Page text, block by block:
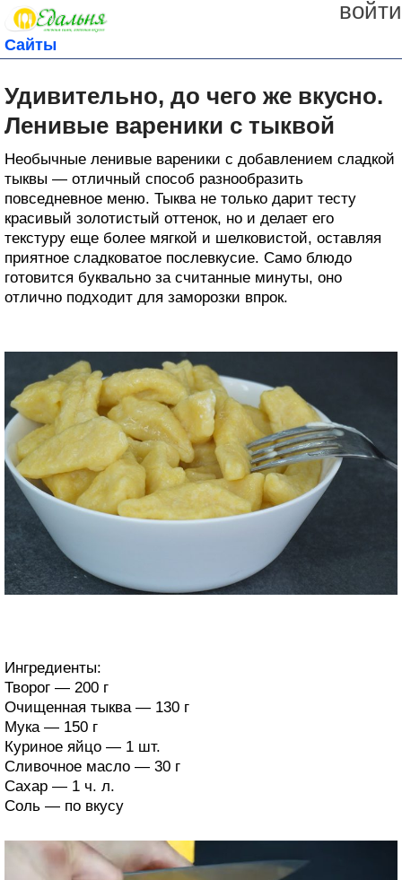
войти
Сайты
Удивительно, до чего же вкусно.
Ленивые вареники с тыквой
Необычные ленивые вареники с добавлением сладкой
тыквы — отличный способ разнообразить
повседневное меню. Тыква не только дарит тесту
красивый золотистый оттенок, но и делает его
текстуру еще более мягкой и шелковистой, оставляя
приятное сладковатое послевкусие. Само блюдо
готовится буквально за считанные минуты, оно
отлично подходит для заморозки впрок.
Ингредиенты:
Творог — 200 г
Очищенная тыква — 130 г
Мука — 150 г
Куриное яйцо — 1 шт.
Сливочное масло — 30 г
Сахар — 1 ч. л.
Соль — по вкусу